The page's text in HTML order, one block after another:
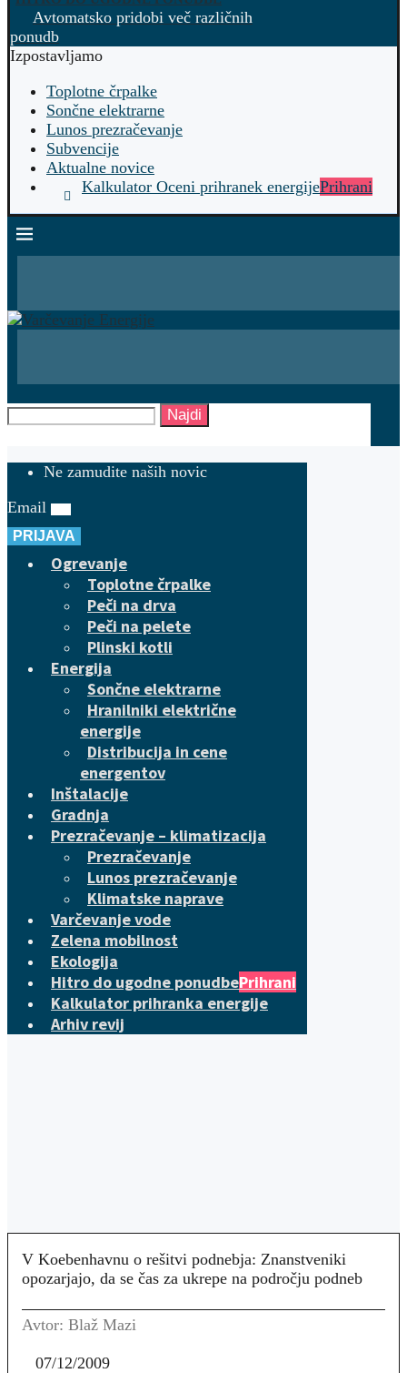
Avtomatsko pridobi več različnih
ponudb
Izpostavljamo
Toplotne črpalke
Sončne elektrarne
Lunos prezračevanje
Subvencije
Aktualne novice
Kalkulator Oceni prihranek energijePrihrani
Najdi
Ne zamudite naših novic
Email
PRIJAVA
Ogrevanje
Toplotne črpalke
Peči na drva
Peči na pelete
Plinski kotli
Energija
Sončne elektrarne
Hranilniki električne
energije
Distribucija in cene
energentov
Inštalacije
Gradnja
Prezračevanje – klimatizacija
Prezračevanje
Lunos prezračevanje
Klimatske naprave
Varčevanje vode
Zelena mobilnost
Ekologija
Hitro do ugodne ponudbePrihrani
Kalkulator prihranka energije
Arhiv revij
V Koebenhavnu o rešitvi podnebja: Znanstveniki
opozarjajo, da se čas za ukrepe na področju podneb
Avtor: Blaž Mazi
07/12/2009